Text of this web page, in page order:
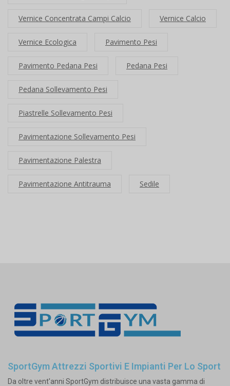
Vernice Concentrata Campi Calcio Vernice Calcio
Vernice Ecologica Pavimento Pesi
Pavimento Pedana Pesi Pedana Pesi
Pedana Sollevamento Pesi
Piastrelle Sollevamento Pesi
Pavimentazione Sollevamento Pesi
Pavimentazione Palestra
Pavimentazione Antitrauma Sedile
SportGym Attrezzi Sportivi E Impianti Per Lo Sport
Da oltre vent'anni SportGym distribuisce una vasta gamma di